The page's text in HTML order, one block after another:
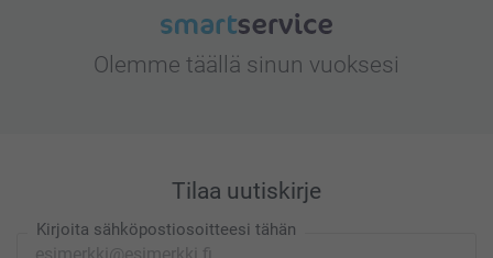
Olemme täällä sinun vuoksesi
Tilaa uutiskirje
Kirjoita sähköpostiosoitteesi tähän